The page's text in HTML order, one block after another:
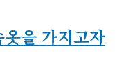
을 가지고자